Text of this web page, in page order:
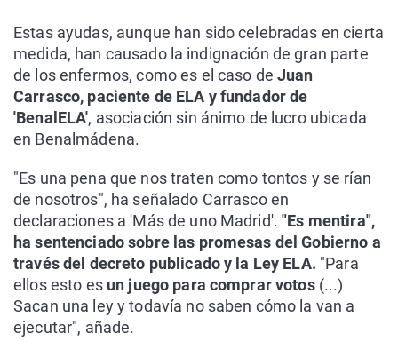
Estas ayudas, aunque han sido celebradas en cierta
medida, han causado la indignación de gran parte
de los enfermos, como es el caso de Juan
Carrasco, paciente de ELA y fundador de
'BenalELA', asociación sin ánimo de lucro ubicada
en Benalmádena.
"Es una pena que nos traten como tontos y se rían
de nosotros", ha señalado Carrasco en
declaraciones a 'Más de uno Madrid'. "Es mentira",
ha sentenciado sobre las promesas del Gobierno a
través del decreto publicado y la Ley ELA. "Para
ellos esto es un juego para comprar votos(...)
Sacan una ley y todavía no saben cómo la van a
ejecutar", añade.